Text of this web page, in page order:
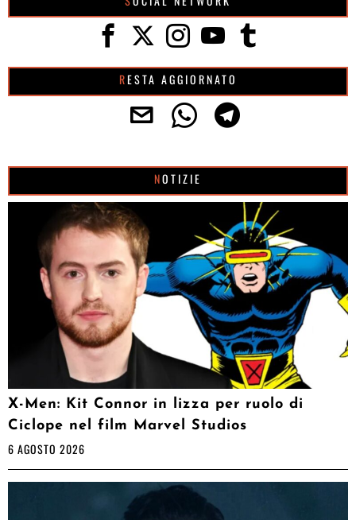
RESTA AGGIORNATO
NOTIZIE
X-Men: Kit Connor in lizza per ruolo di
Ciclope nel film Marvel Studios
6 AGOSTO 2026